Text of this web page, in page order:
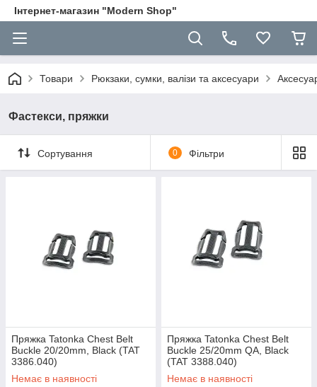
Інтернет-магазин "Modern Shop"
Товари Рюкзаки, сумки, валізи та аксесуари
Фастекси, пряжки
Сортування 0 Фільтри
Пряжка Tatonka Chest Belt
Buckle 20/20mm, Black (TAT
3386.040)
Немає в наявності
Пряжка Tatonka Chest Belt
Buckle 25/20mm QA, Black
(TAT 3388.040)
Немає в наявності